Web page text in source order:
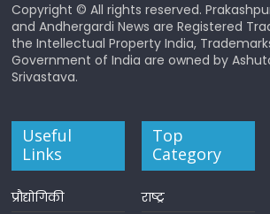
Copyright © All rights reserved.
and Andhergardi News are Registered
the Intellectual Property India,
Government of India are owned by
Srivastava.
Useful
Links
प्रौद्योगिकी
Top
Category
राष्ट्र